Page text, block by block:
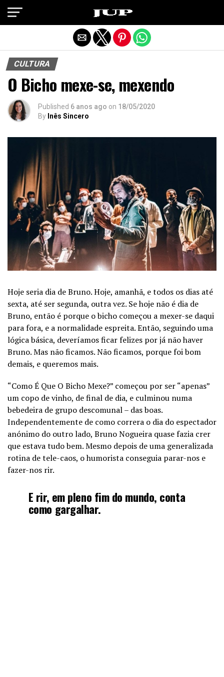
CULTURA
O Bicho mexe-se, mexendo
Published 6 anos ago on 18/05/2020
By Inês Sincero
Hoje seria dia de Bruno. Hoje, amanhã, e todos os dias até
sexta, até ser segunda, outra vez. Se hoje não é dia de
Bruno, então é porque o bicho começou a mexer-se daqui
para fora, e a normalidade espreita. Então, seguindo uma
lógica básica, deveríamos ficar felizes por já não haver
Bruno. Mas não ficamos. Não ficamos, porque foi bom
demais, e queremos mais.
“Como É Que O Bicho Mexe?” começou por ser “apenas”
um copo de vinho, de final de dia, e culminou numa
bebedeira de grupo descomunal – das boas.
Independentemente de como correra o dia do espectador
anónimo do outro lado, Bruno Nogueira quase fazia crer
que estava tudo bem. Mesmo depois de uma generalizada
rotina de tele-caos, o humorista conseguia parar-nos e
fazer-nos rir.
E rir, em pleno fim do mundo, conta
como gargalhar.
Exit mobile version